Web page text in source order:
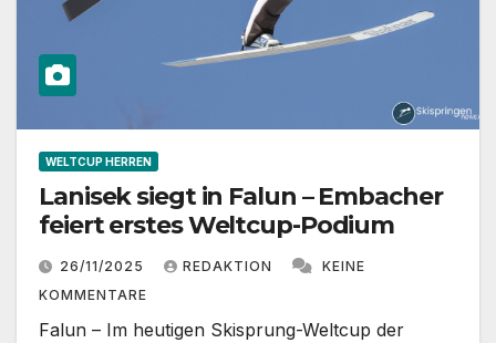
WELTCUP HERREN
Lanisek siegt in Falun – Embacher
feiert erstes Weltcup-Podium
26/11/2025 REDAKTION
KEINE
KOMMENTARE
Falun – Im heutigen Skisprung-Weltcup der